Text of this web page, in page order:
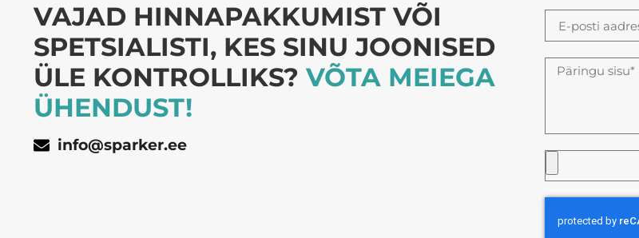
VAJAD HINNAPAKKUMIST VÕI
SPETSIALISTI, KES SINU JOONISED
ÜLE KONTROLLIKS? VÕTA MEIEGA
ÜHENDUST!
info@sparker.ee